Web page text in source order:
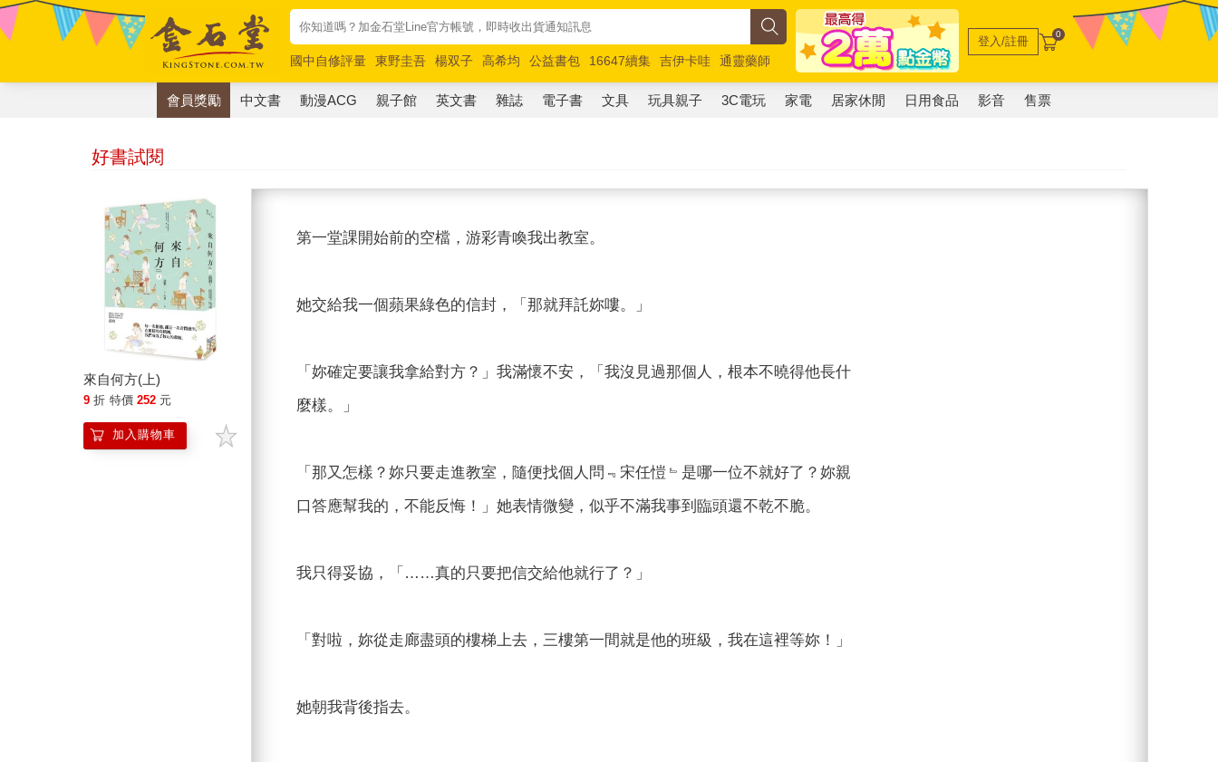
國中自修評量 東野圭吾 楊双子 高希均 公益書包 16647續集 吉伊卡哇
通靈藥師
唯紅花綻放
奧德賽 路邊攤新作 馬斯克 玩具總動員5 超慢跑
登入/註冊 0
會員獎勵 中文書 動漫ACG 親子館 英文書 雜誌 電子書 文具 玩具親子 3C電玩 家電 居家休閒 日用食品 影音 售票
好書試閱
來自何方(上)
9 折 特價 252 元
加入購物車
第一堂課開始前的空檔，游彩青喚我出教室。
她交給我一個蘋果綠色的信封，「那就拜託妳嘍。」
「妳確定要讓我拿給對方？」我滿懷不安，「我沒見過那個人，根本不曉得他長什
麼樣。」
「那又怎樣？妳只要走進教室，隨便找個人問﹃宋任愷﹄是哪一位不就好了？妳親
口答應幫我的，不能反悔！」她表情微變，似乎不滿我事到臨頭還不乾不脆。
我只得妥協，「……真的只要把信交給他就行了？」
「對啦，妳從走廊盡頭的樓梯上去，三樓第一間就是他的班級，我在這裡等妳！」
她朝我背後指去。